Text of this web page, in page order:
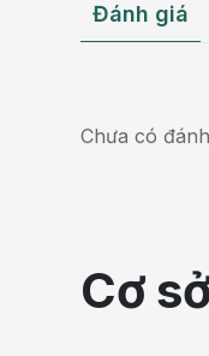
Đánh giá
Chưa có
Cơ